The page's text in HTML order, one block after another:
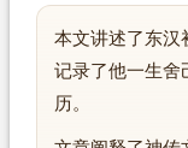
本文讲述了东汉
记录了他一生舍
历。